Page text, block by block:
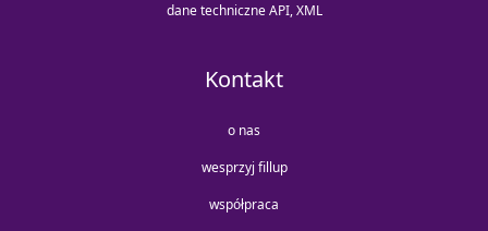
dane techniczne API, XML
Kontakt
o nas
wesprzyj fillup
współpraca